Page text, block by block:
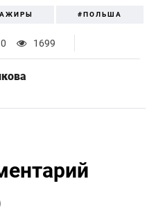
#ПОЛЬША
0 1699